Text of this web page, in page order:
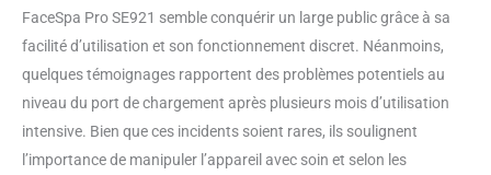
FaceSpa Pro SE921 semble conquérir un large public grâce à sa
facilité d’utilisation et son fonctionnement discret. Néanmoins,
quelques témoignages rapportent des problèmes potentiels au
niveau du port de chargement après plusieurs mois d’utilisation
intensive. Bien que ces incidents soient rares, ils soulignent
l’importance de manipuler l’appareil avec soin et selon les